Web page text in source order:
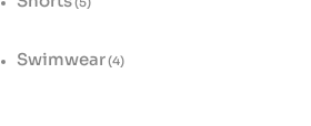
Swimwear(4)